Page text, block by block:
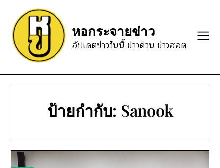
content
หอกระจายข่าว
อัปเดตข่าววันนี้ ข่าวด่วน ข่าวฮอต
ป้ายกำกับ: Sanook